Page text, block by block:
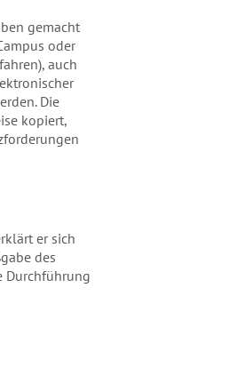
gemacht
oder
auch
Die
kopiert,
er sich
des
Durchführung